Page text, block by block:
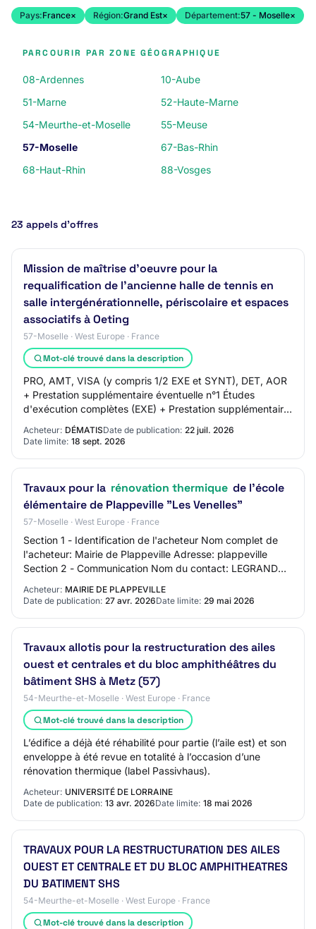
Pays:France× Région:Grand Est× Département:57 - Moselle×
PARCOURIR PAR ZONE GÉOGRAPHIQUE
08-Ardennes
10-Aube
51-Marne
52-Haute-Marne
54-Meurthe-et-Moselle
55-Meuse
57-Moselle
67-Bas-Rhin
68-Haut-Rhin
88-Vosges
23 appels d’offres
Mission de maîtrise d'oeuvre pour la
requalification de l'ancienne halle de tennis en
salle intergénérationnelle, périscolaire et espaces
associatifs à Oeting
57-Moselle · West Europe · France
Mot-clé trouvé dans la description
PRO, AMT, VISA (y compris 1/2 EXE et SYNT), DET, AOR
+ Prestation supplémentaire éventuelle n°1 Études
d'exécution complètes (EXE) + Prestation supplémentaire
éventuelle n°2 Ordonnancement pilotage e…
Acheteur: DÉMATISDate de publication: 22 juil. 2026
Date limite: 18 sept. 2026
Travaux pour la rénovation thermique de l'école
élémentaire de Plappeville "Les Venelles"
57-Moselle · West Europe · France
Section 1 - Identification de l'acheteur Nom complet de
l'acheteur: Mairie de Plappeville Adresse: plappeville
Section 2 - Communication Nom du contact: LEGRAND
Acheteur: MAIRIE DE PLAPPEVILLE
Date de publication: 27 avr. 2026Date limite: 29 mai 2026
Travaux allotis pour la restructuration des ailes
ouest et centrales et du bloc amphithéâtres du
bâtiment SHS à Metz (57)
54-Meurthe-et-Moselle · West Europe · France
Mot-clé trouvé dans la description
L’édifice a déjà été réhabilité pour partie (l’aile est) et son
enveloppe à été revue en totalité à l’occasion d’une
rénovation thermique (label Passivhaus).
Acheteur: UNIVERSITÉ DE LORRAINE
Date de publication: 13 avr. 2026Date limite: 18 mai 2026
TRAVAUX POUR LA RESTRUCTURATION DES AILES
OUEST ET CENTRALE ET DU BLOC AMPHITHEATRES
DU BATIMENT SHS
54-Meurthe-et-Moselle · West Europe · France
Mot-clé trouvé dans la description